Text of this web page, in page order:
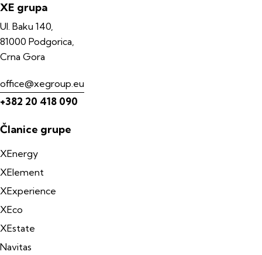
XE grupa
Ul. Baku 140,
81000 Podgorica,
Crna Gora
office@xegroup.eu
+382 20 418 090
Članice grupe
XEnergy
XElement
XExperience
XEco
XEstate
Navitas